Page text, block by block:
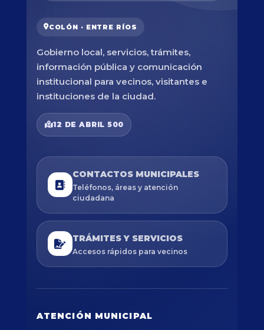
COLÓN · ENTRE RÍOS
Gobierno local, servicios, trámites,
información pública y comunicación
institucional para vecinos, visitantes e
instituciones de la ciudad.
12 DE ABRIL 500
CONTACTOS MUNICIPALES
Teléfonos, áreas y atención
ciudadana
TRÁMITES Y SERVICIOS
Accesos rápidos para vecinos
ATENCIÓN MUNICIPAL